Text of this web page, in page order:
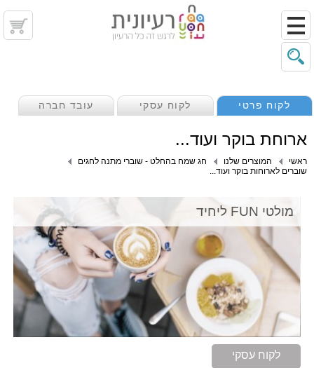
לקוח פרטי לקוח עסקי עובד חברה
ארוחת בוקר ועוד...
ראשי המוצרים שלנו
חג שמח בהחלט - שוברי מתנה לחגים
שוברים לארוחות בוקר ועוד...
מולטי FUN ליחיד
לקוח עסקי